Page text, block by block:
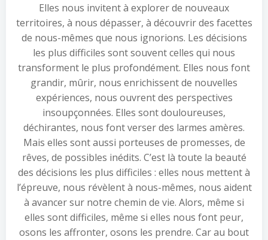
Elles nous invitent à explorer de nouveaux
territoires, à nous dépasser, à découvrir des facettes
de nous-mêmes que nous ignorions. Les décisions
les plus difficiles sont souvent celles qui nous
transforment le plus profondément. Elles nous font
grandir, mûrir, nous enrichissent de nouvelles
expériences, nous ouvrent des perspectives
insoupçonnées. Elles sont douloureuses,
déchirantes, nous font verser des larmes amères.
Mais elles sont aussi porteuses de promesses, de
rêves, de possibles inédits. C’est là toute la beauté
des décisions les plus difficiles : elles nous mettent à
l’épreuve, nous révèlent à nous-mêmes, nous aident
à avancer sur notre chemin de vie. Alors, même si
elles sont difficiles, même si elles nous font peur,
osons les affronter, osons les prendre. Car au bout